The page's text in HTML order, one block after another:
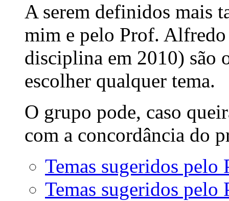
A serem definidos mais
mim e pelo Prof.
disciplina em 2010) são
escolher qualquer tema.
O grupo pode, caso
com a concordância do
Temas sugeridos pelo
Temas sugeridos